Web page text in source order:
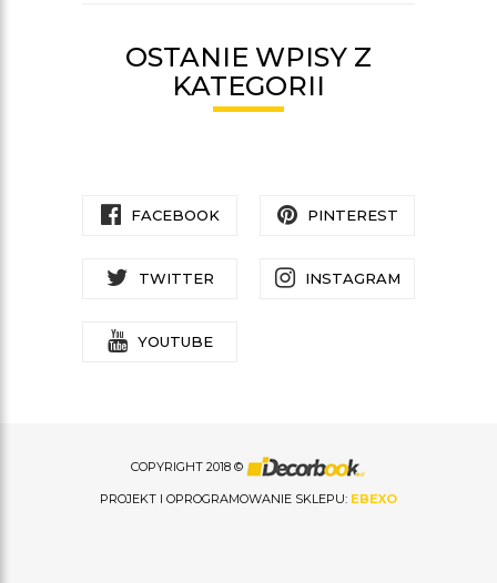
OSTANIE WPISY Z
KATEGORII
FACEBOOK PINTEREST
TWITTER INSTAGRAM
YOUTUBE
COPYRIGHT 2018 ©
PROJEKT I OPROGRAMOWANIE SKLEPU: EBEXO